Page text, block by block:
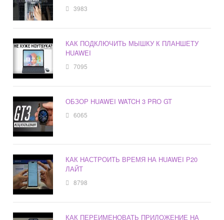
3983
КАК ПОДКЛЮЧИТЬ МЫШКУ К ПЛАНШЕТУ
HUAWEI
7095
ОБЗОР HUAWEI WATCH 3 PRO GT
6065
КАК НАСТРОИТЬ ВРЕМЯ НА HUAWEI Р20
ЛАЙТ
8798
КАК ПЕРЕИМЕНОВАТЬ ПРИЛОЖЕНИЕ НА